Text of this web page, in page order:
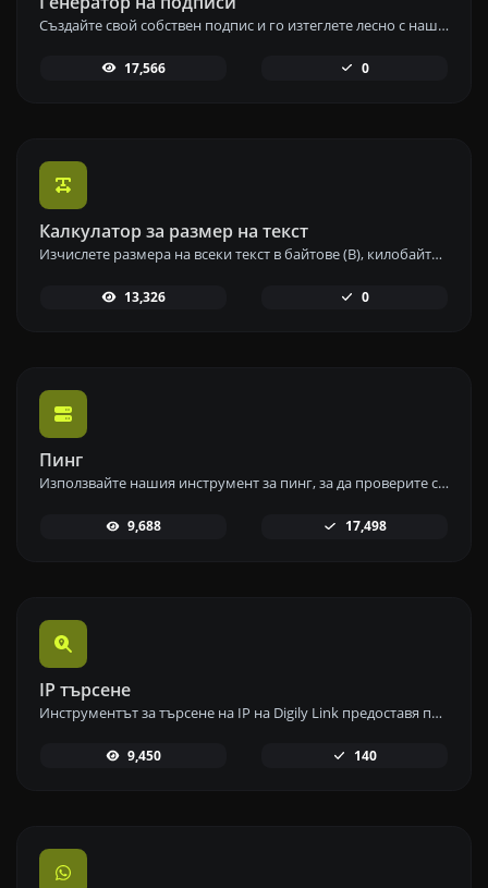
Създайте свой собствен подпис и го изтеглете лесно с нашия инструмент за генериране на подписи за персонализирани електронни подписи.
17,566 0
Калкулатор за размер на текст
Изчислете размера на всеки текст в байтове (B), килобайти (KB) или мегабайти (MB) с помощта на нашия инструмент за изчисляване на размера на текста.
13,326 0
Пинг
Използвайте нашия инструмент за пинг, за да проверите състоянието и времето за отговор на всеки уебсайт, сървър или порт бързо и ефективно.
9,688 17,498
IP търсене
Инструментът за търсене на IP на Digily Link предоставя подробна информация за всеки IP адрес. Използвайте тази безплатна онлайн услуга, за да получите изчерпателни данни за IP.
9,450 140